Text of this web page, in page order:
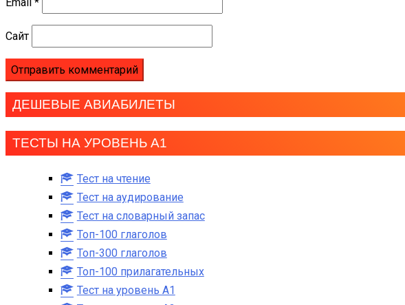
Email *
Сайт
ДЕШЕВЫЕ АВИАБИЛЕТЫ
ТЕСТЫ НА УРОВЕНЬ А1
Тест на чтение
Тест на аудирование
Тест на словарный запас
Топ-100 глаголов
Топ-300 глаголов
Топ-100 прилагательных
Тест на уровень A1